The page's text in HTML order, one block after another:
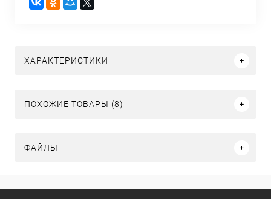
ХАРАКТЕРИСТИКИ
ПОХОЖИЕ ТОВАРЫ (8)
ФАЙЛЫ